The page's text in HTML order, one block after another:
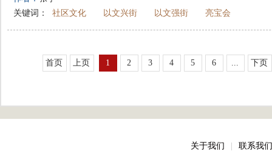
关键词：
社区文化 以文兴街 以文强街 亮宝会
首页 上页 1 2 3 4 5 6 ... 下页
关于我们 联系我们